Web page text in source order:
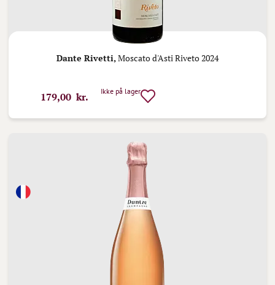
Dante Rivetti, Moscato d'Asti Riveto 2024
179,00 kr. Ikke på lager